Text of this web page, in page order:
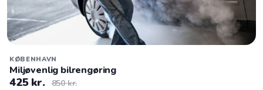
KØBENHAVN
Miljøvenlig bilrengøring
425 kr. 850 kr.